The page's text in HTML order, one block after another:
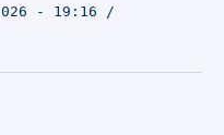
- 19:16